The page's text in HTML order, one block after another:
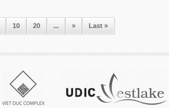
10 20 ... » Last »